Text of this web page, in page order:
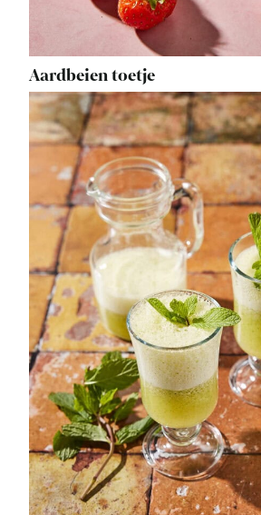
Aardbeien toetje